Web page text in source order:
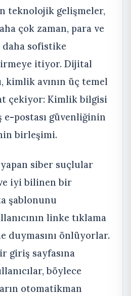
teknolojik gelişmeler,
çok zaman, para ve
daha sofistike
itiyor. Dijital
kimlik avının üç temel
çekiyor: Kimlik bilgisi
e-postası güvenliğinin
birleşimi.
yapan siber suçlular
iyi bilinen bir
şablonunu
linke tıklama
duymasını önlüyorlar.
giriş sayfasına
böylece
otomatikman